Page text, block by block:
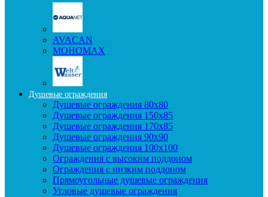
AVACAN
МОНОМАХ
Душевые ограждения
Душевые ограждения 80x80
Душевые ограждения 150x85
Душевые ограждения 170x85
Душевые ограждения 90x90
Душевые ограждения 100x100
Ограждения с высоким поддоном
Ограждения с низким поддоном
Прямоугольные душевые ограждения
Угловые душевые ограждения